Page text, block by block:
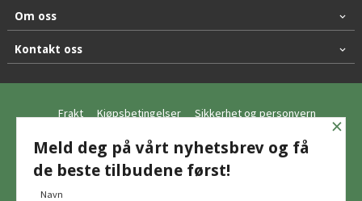
Om oss
Kontakt oss
Frakt Kjøpsbetingelser Sikkerhet og personvern
Nyhetsbrev
© Hagemo Jakt og Friluft AS
×
Meld deg på vårt nyhetsbrev og få
de beste tilbudene først!
Navn